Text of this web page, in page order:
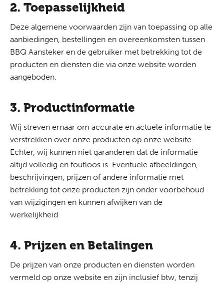
2. Toepasselijkheid
Deze algemene voorwaarden zijn van toepassing op alle
aanbiedingen, bestellingen en overeenkomsten tussen
BBQ Aansteker en de gebruiker met betrekking tot de
producten en diensten die via onze website worden
aangeboden.
3. Productinformatie
Wij streven ernaar om accurate en actuele informatie te
verstrekken over onze producten op onze website.
Echter, wij kunnen niet garanderen dat de informatie
altijd volledig en foutloos is. Eventuele afbeeldingen,
beschrijvingen, prijzen of andere informatie met
betrekking tot onze producten zijn onder voorbehoud
van wijzigingen en kunnen afwijken van de
werkelijkheid.
4. Prijzen en Betalingen
De prijzen van onze producten en diensten worden
vermeld op onze website en zijn inclusief btw, tenzij